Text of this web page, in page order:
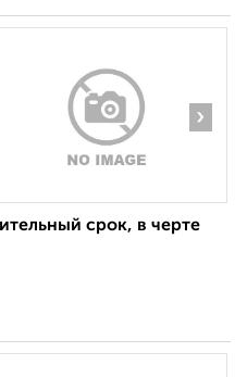
›
срок, в черте